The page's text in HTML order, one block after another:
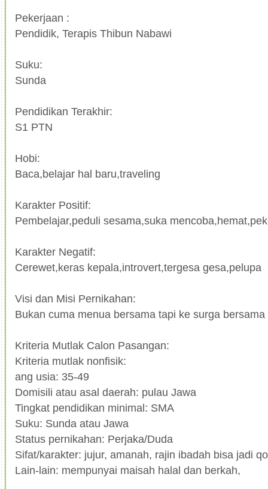
Pekerjaan :
Pendidik, Terapis Thibun Nabawi
Suku:
Sunda
Pendidikan Terakhir:
S1 PTN
Hobi:
Baca,belajar hal baru,traveling
Karakter Positif:
Pembelajar,peduli sesama,suka
Karakter Negatif:
Cerewet,keras kepala,introvert,tergesa gesa,pelupa
Visi dan Misi Pernikahan:
Bukan cuma menua bersama tapi ke surga bersama
Kriteria Mutlak Calon Pasangan:
Kriteria mutlak nonfisik:
ang usia: 35-49
Domisili atau asal daerah: pulau Jawa
Tingkat pendidikan minimal: SMA
Suku: Sunda atau Jawa
Status pernikahan: Perjaka/Duda
Sifat/karakter: jujur, amanah, rajin ibadah bisa jadi
Lain-lain: mempunyai maisah halal dan berkah,